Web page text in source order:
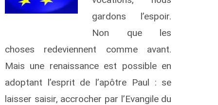
gardons l’espoir.
Non que les
choses redeviennent comme avant.
Mais une renaissance est possible en
adoptant l’esprit de l’apôtre Paul : se
laisser saisir, accrocher par l’Evangile du